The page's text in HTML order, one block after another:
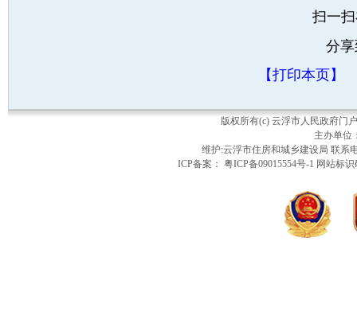
扫一
分
【打印本页】
版权所有(c) 云浮市人民政府
主办单
维护:云浮市住房和城乡建设局 联系
ICP备案： 粤ICP备09015554号-1 网站标